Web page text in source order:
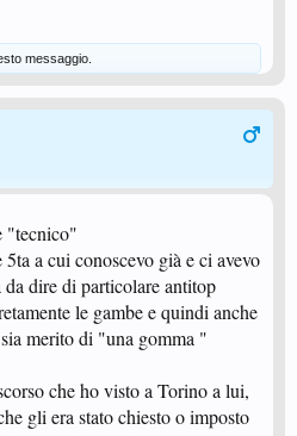
messaggio.
"tecnico"
a cui conoscevo già e ci avevo
dire di particolare antitop
le gambe e quindi anche
merito di "una gomma "
che ho visto a Torino a lui,
gli era stato chiesto o imposto